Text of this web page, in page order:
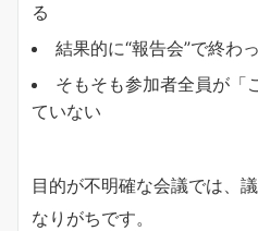
る
結果的に“報告会”で終わ
そもそも参加者全員が「
ていない
目的が不明確な会議では、
なりがちです。